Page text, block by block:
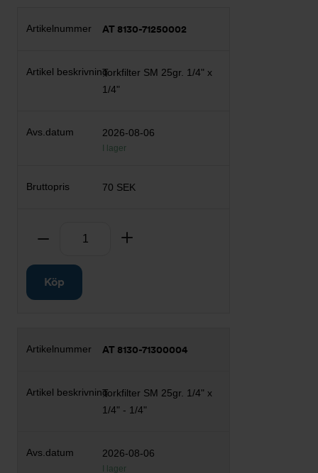
AT 8130-71250002
Torkfilter SM 25gr. 1/4" x
1/4"
2026-08-06
I lager
70 SEK
Ta bort
Köp
AT 8130-71300004
Torkfilter SM 25gr. 1/4" x
1/4" - 1/4"
2026-08-06
I lager